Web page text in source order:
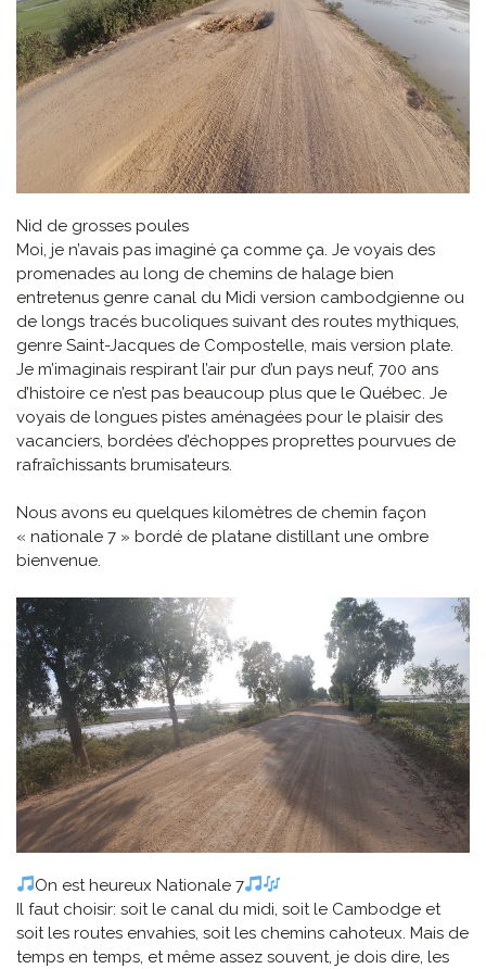
Nid de grosses poules
Moi, je n’avais pas imaginé ça comme ça. Je voyais des
promenades au long de chemins de halage bien
entretenus genre canal du Midi version cambodgienne ou
de longs tracés bucoliques suivant des routes mythiques,
genre Saint-Jacques de Compostelle, mais version plate.
Je m’imaginais respirant l’air pur d’un pays neuf, 700 ans
d’histoire ce n’est pas beaucoup plus que le Québec. Je
voyais de longues pistes aménagées pour le plaisir des
vacanciers, bordées d’échoppes proprettes pourvues de
rafraîchissants brumisateurs.
Nous avons eu quelques kilomètres de chemin façon
« nationale 7 » bordé de platane distillant une ombre
bienvenue.
On est heureux Nationale 7
Il faut choisir: soit le canal du midi, soit le Cambodge et
soit les routes envahies, soit les chemins cahoteux. Mais de
temps en temps, et même assez souvent, je dois dire, les